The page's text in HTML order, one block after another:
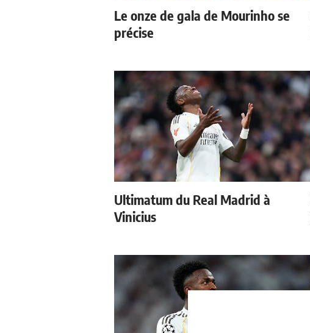
Le onze de gala de Mourinho se
précise
Ultimatum du Real Madrid à
Vinicius